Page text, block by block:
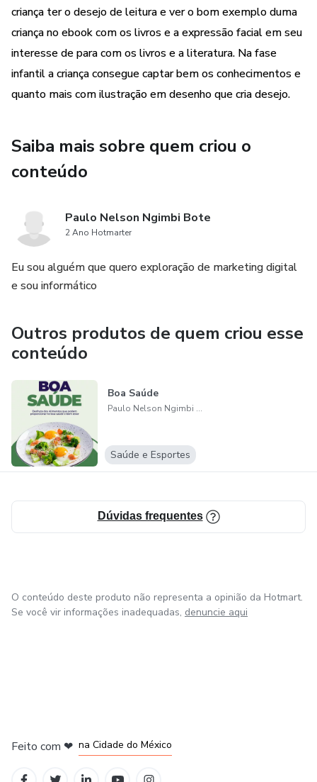
criança ter o desejo de leitura e ver o bom exemplo duma
criança no ebook com os livros e a expressão facial em seu
interesse de para com os livros e a literatura. Na fase
infantil a criança consegue captar bem os conhecimentos e
quanto mais com ilustração em desenho que cria desejo.
Saiba mais sobre quem criou o
conteúdo
Paulo Nelson Ngimbi Bote
2 Ano Hotmarter
Eu sou alguém que quero exploração de marketing digital
e sou informático
Outros produtos de quem criou esse
conteúdo
Boa Saúde
Paulo Nelson Ngimbi Bote
Saúde e Esportes
Dúvidas frequentes
O conteúdo deste produto não representa a opinião da Hotmart.
Se você vir informações inadequadas, denuncie aqui
Feito com ❤ na Cidade do México